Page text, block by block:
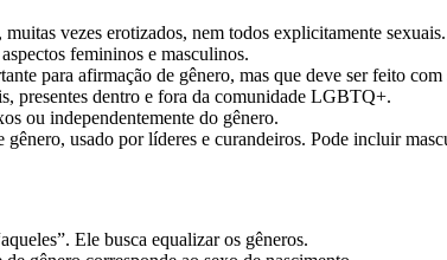
vezes erotizados, nem todos explicitamente
femininos e masculinos.
para afirmação de gênero, mas que deve ser feito com
presentes dentro e fora da comunidade LGBTQ+.
ou independentemente do gênero.
usado por líderes e curandeiros. Pode incluir
Ele busca equalizar os gêneros.